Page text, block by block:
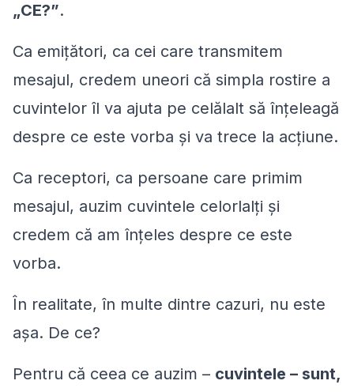
„CE?”.
Ca emițători, ca cei care transmitem
mesajul, credem uneori că simpla rostire a
cuvintelor îl va ajuta pe celălalt să înțeleagă
despre ce este vorba și va trece la acțiune.
Ca receptori, ca persoane care primim
mesajul, auzim cuvintele celorlalți și
credem că am înțeles despre ce este
vorba.
În realitate, în multe dintre cazuri, nu este
așa. De ce?
Pentru că ceea ce auzim – cuvintele – sunt,